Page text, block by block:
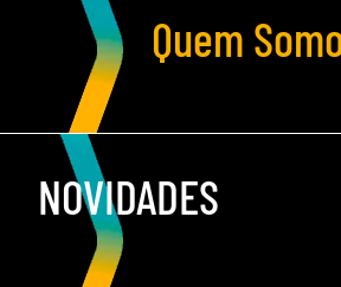
Quem
NOVIDADES